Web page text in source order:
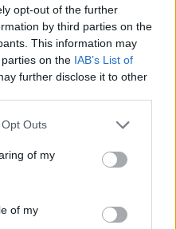
opt-out of the further
by third parties on the
This information may
on the IAB’s List of
further disclose it to other
Outs
of my
of my